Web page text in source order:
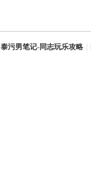
泰污男笔记-同志玩乐攻略